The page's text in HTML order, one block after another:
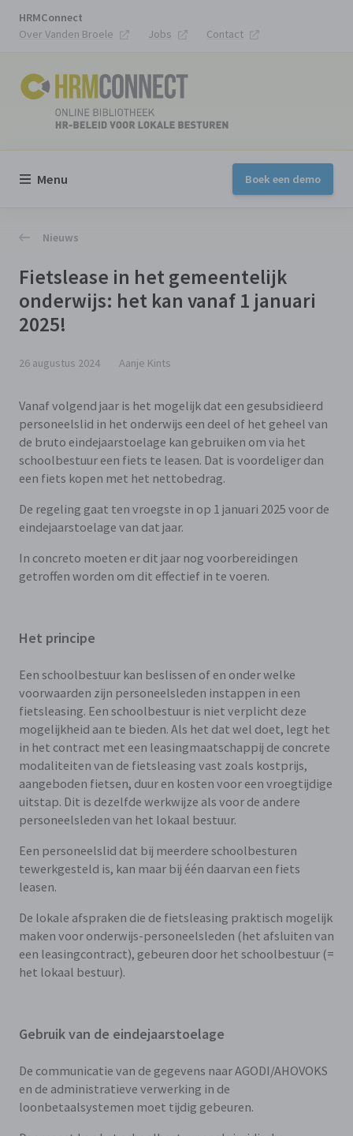
HRMConnect
Over Vanden Broele
Jobs Contact
Menu Boek een demo
Nieuws
Fietslease in het gemeentelijk
onderwijs: het kan vanaf 1 januari
2025!
26 augustus 2024 Aanje Kints
Vanaf volgend jaar is het mogelijk dat een gesubsidieerd
personeelslid in het onderwijs een deel of het geheel van
de bruto eindejaarstoelage kan gebruiken om via het
schoolbestuur een fiets te leasen. Dat is voordeliger dan
een fiets kopen met het nettobedrag.
De regeling gaat ten vroegste in op 1 januari 2025 voor de
eindejaarstoelage van dat jaar.
In concreto moeten er dit jaar nog voorbereidingen
getroffen worden om dit effectief in te voeren.
Het principe
Een schoolbestuur kan beslissen of en onder welke
voorwaarden zijn personeelsleden instappen in een
fietsleasing. Een schoolbestuur is niet verplicht deze
mogelijkheid aan te bieden. Als het dat wel doet, legt het
in het contract met een leasingmaatschappij de concrete
modaliteiten van de fietsleasing vast zoals kostprijs,
aangeboden fietsen, duur en kosten voor een vroegtijdige
uitstap. Dit is dezelfde werkwijze als voor de andere
personeelsleden van het lokaal bestuur.
Een personeelslid dat bij meerdere schoolbesturen
tewerkgesteld is, kan maar bij één daarvan een fiets
leasen.
De lokale afspraken die de fietsleasing praktisch mogelijk
maken voor onderwijs-personeelsleden (het afsluiten van
een leasingcontract), gebeuren door het schoolbestuur (=
het lokaal bestuur).
Gebruik van de eindejaarstoelage
De communicatie van de gegevens naar AGODI/AHOVOKS
en de administratieve verwerking in de
loonbetaalsystemen moet tijdig gebeuren.